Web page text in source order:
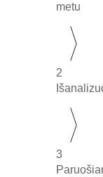
metu
2
3